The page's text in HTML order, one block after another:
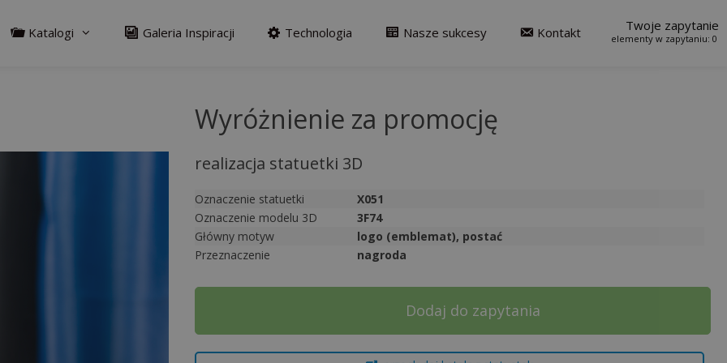
Katalogi Galeria Inspiracji Technologia Nasze sukcesy Kontakt 0
Twoje zapytanie
Wyróżnienie za promocję
realizacja statuetki 3D
Oznaczenie statuetki
X051
Oznaczenie modelu 3D
3F74
Główny motyw
logo (emblemat), postać
Przeznaczenie
nagroda
Dodaj do zapytania
t
e